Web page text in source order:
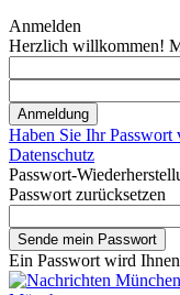
Anmelden
Herzlich willkommen!
Haben Sie Ihr Passwort
Datenschutz
Passwort-
Passwort zurücksetzen
Ein Passwort wird